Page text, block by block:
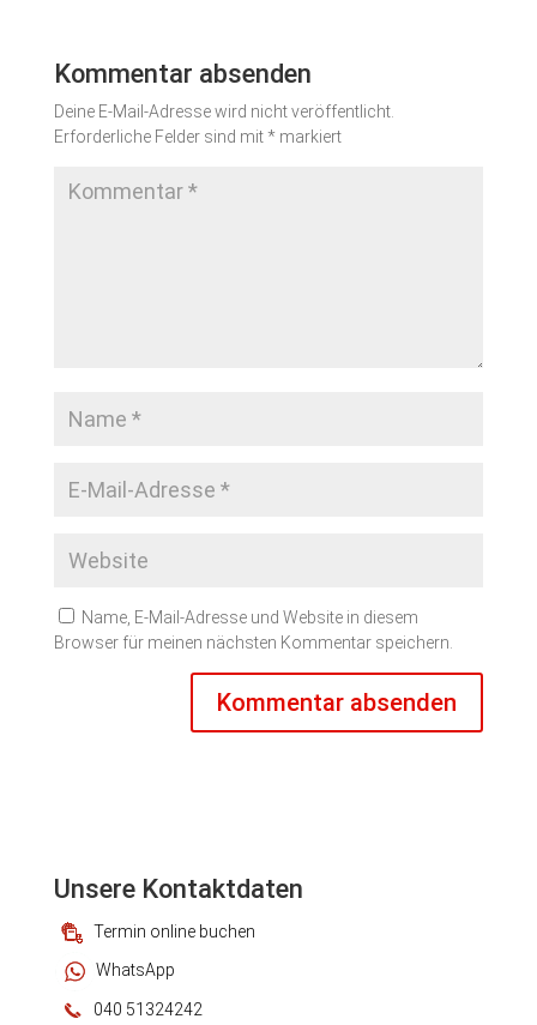
Kommentar absenden
Deine E-Mail-Adresse wird nicht veröffentlicht.
Erforderliche Felder sind mit* markiert
Name, E-Mail-Adresse und Website in diesem
Browser für meinen nächsten Kommentar speichern.
Unsere Kontaktdaten
Termin online buchen
WhatsApp
040 51324242